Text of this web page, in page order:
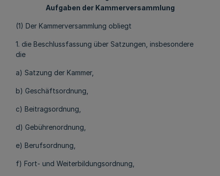
Aufgaben der Kammerversammlung
(1) Der Kammerversammlung obliegt
1. die Beschlussfassung über Satzungen, insbesondere
die
a) Satzung der Kammer,
b) Geschäftsordnung,
c) Beitragsordnung,
d) Gebührenordnung,
e) Berufsordnung,
f) Fort- und Weiterbildungsordnung,